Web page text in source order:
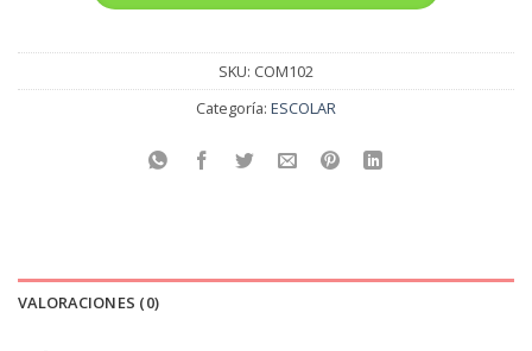
SKU: COM102
Categoría: ESCOLAR
VALORACIONES (0)